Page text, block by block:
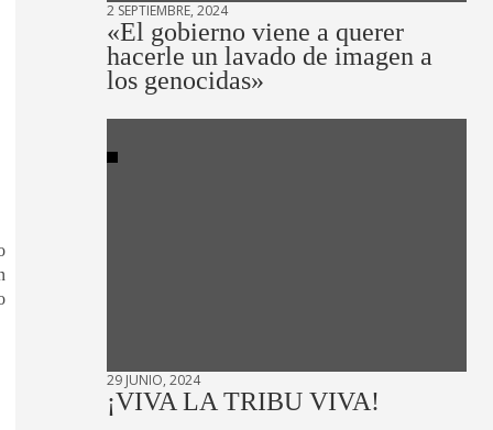
2 SEPTIEMBRE, 2024
«El gobierno viene a querer
hacerle un lavado de imagen a
los genocidas»
29 JUNIO, 2024
¡VIVA LA TRIBU VIVA!